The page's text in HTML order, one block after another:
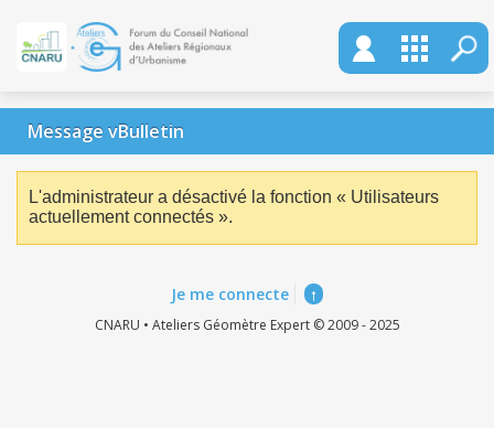
Message vBulletin
L'administrateur a désactivé la fonction « Utilisateurs
actuellement connectés ».
Je me connecte ↑
CNARU • Ateliers Géomètre Expert © 2009 - 2025